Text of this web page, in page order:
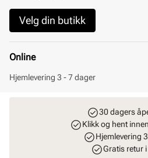
Velg din butikk
Online
Hjemlevering 3 - 7 dager
30 dagers
Klikk og hent
Hjemlevering
Gratis retur